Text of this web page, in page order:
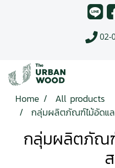
02-
Home
All products
กลุ่มผลิตภัณฑ์ไม้อัดแล
กลุ่มผลิตภัณฑ์